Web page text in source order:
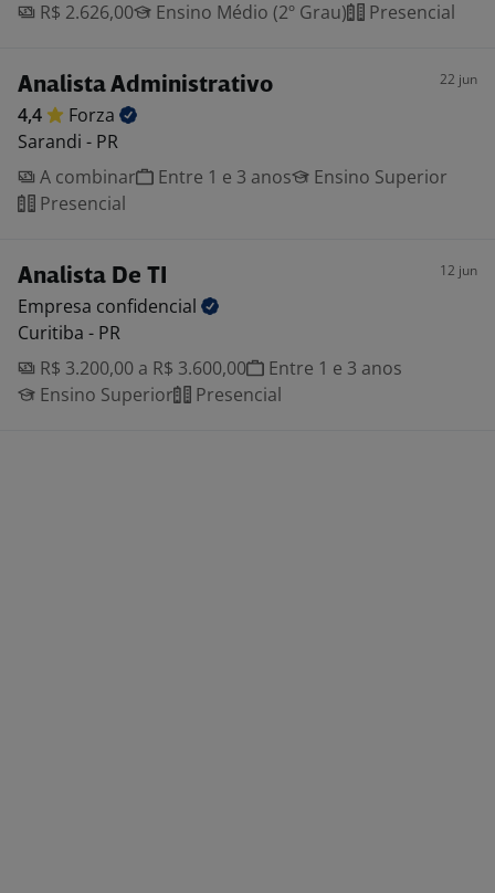
R$ 2.626,00 Ensino Médio (2º Grau) Presencial
Analista Administrativo 22 jun
4,4
Forza
Sarandi - PR
A combinar
Entre 1 e 3 anos
Ensino Superior
Presencial
Analista De TI 12 jun
Empresa confidencial
Curitiba - PR
R$ 3.200,00 a R$ 3.600,00
Entre 1 e 3 anos
Ensino Superior
Presencial